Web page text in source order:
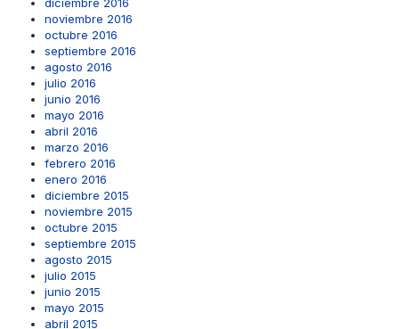
diciembre 2016
noviembre 2016
octubre 2016
septiembre 2016
agosto 2016
julio 2016
junio 2016
mayo 2016
abril 2016
marzo 2016
febrero 2016
enero 2016
diciembre 2015
noviembre 2015
octubre 2015
septiembre 2015
agosto 2015
julio 2015
junio 2015
mayo 2015
abril 2015